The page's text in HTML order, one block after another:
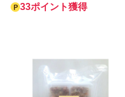
33ポイント獲得